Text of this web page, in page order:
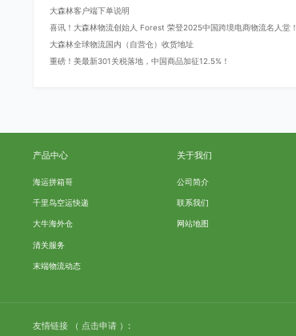
大森林客户端下单说明
喜讯！大森林物流创始人 Forest 荣登2025中国跨境电商物流名人堂！
大森林全球物流国内（自营仓）收货地址
重磅！美最新301关税落地，中国商品加征12.5%！
产品中心
海运拼箱哥
千里鸟空运快递
大牛海外仓
清关服务
末端物流动态
关于我们
公司简介
联系我们
网站地图
友情链接 （ 点击申请 ）: